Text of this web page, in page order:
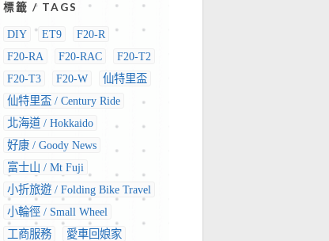
標籤 / TAGS
DIY ET9
F20-R
F20-RA
F20-RAC
F20-T2
F20-T3
F20-W
仙特里盃
仙特里盃 / Century Ride
北海道 / Hokkaido
好康 / Goody News
富士山 / Mt Fuji
小折旅遊 / Folding Bike Travel
小輪徑 / Small Wheel
工商服務
愛車回娘家